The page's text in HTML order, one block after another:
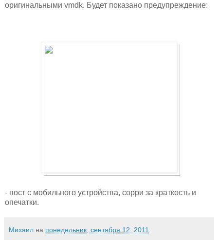
оригинальными vmdk. Будет показано предупреждение:
- пост с мобильного устройства, сорри за краткость и
опечатки.
Михаил на понедельник, сентября 12, 2011